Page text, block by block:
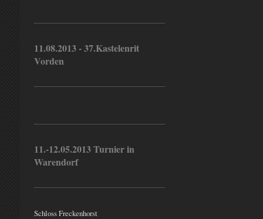
11.08.2013 - 37.Kastelenrit
Vorden
11.-12.05.2013 Turnier in
Warendorf
Schloss Freckenhorst